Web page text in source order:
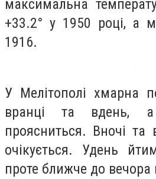
максимальна
+33.2° у 1950 році, а
1916.
У Мелітополі хмарна
вранці та вдень,
проясниться. Вночі та
очікується. Удень
проте ближче до вечора